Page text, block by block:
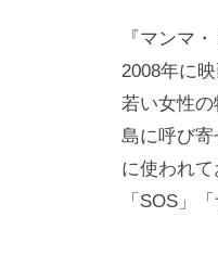
『マンマ
2008年に
若い女性
島に呼び
に使われ
「SOS」